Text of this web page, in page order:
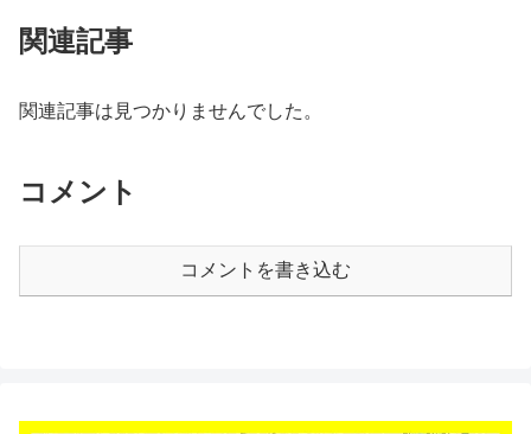
関連記事
関連記事は見つかりませんでした。
コメント
コメントを書き込む